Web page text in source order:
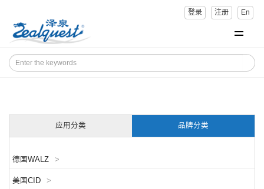
登录 注册 En
应用分类 品牌分类
德国WALZ >
美国CID >